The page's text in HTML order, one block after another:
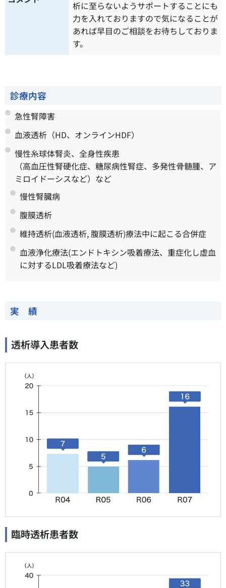
析に至らないようサポートすることにも
力を入れておりますので気になることが
あれば早目のご相談をお待ちしておりま
す。
診療内容
急性腎障害
血液透析（HD、オンラインHDF）
慢性糸球体腎炎、全身性疾患
（高血圧性腎硬化症、糖尿病性腎症、多発性骨髄腫、ア
ミロイドーシスなど）など
慢性腎臓病
腹膜透析
維持透析(血液透析, 腹膜透析)療法中に起こる合併症
血液浄化療法(エンドトキシン吸着療法、重症化し虚血
に対するLDL吸着療法など)
実 績
透析導入患者数
臨時透析患者数